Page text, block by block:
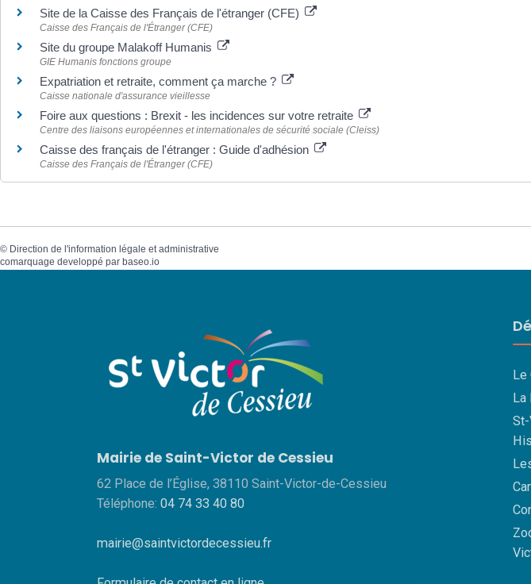
Site de la Caisse des Français de l'étranger (CFE)
Caisse des Français de l'Étranger (CFE)
Site du groupe Malakoff Humanis
GIE Humanis fonctions groupe
Expatriation et retraite, comment ça marche ?
Caisse nationale d'assurance vieillesse
Foire aux questions : Brexit - les incidences sur votre retraite
Centre des liaisons européennes et internationales de sécurité sociale (Cleiss)
Caisse des français de l'étranger : Guide d'adhésion
Caisse des Français de l'Étranger (CFE)
© Direction de l'information légale et administrative
comarquage developpé par baseo.io
Mairie de Saint-Victor de Cessieu
62 Place de l’Église, 38110 Saint-Victor-de-Cessieu
Téléphone: 04 74 33 40 80
mairie@saintvictordecessieu.fr
Le